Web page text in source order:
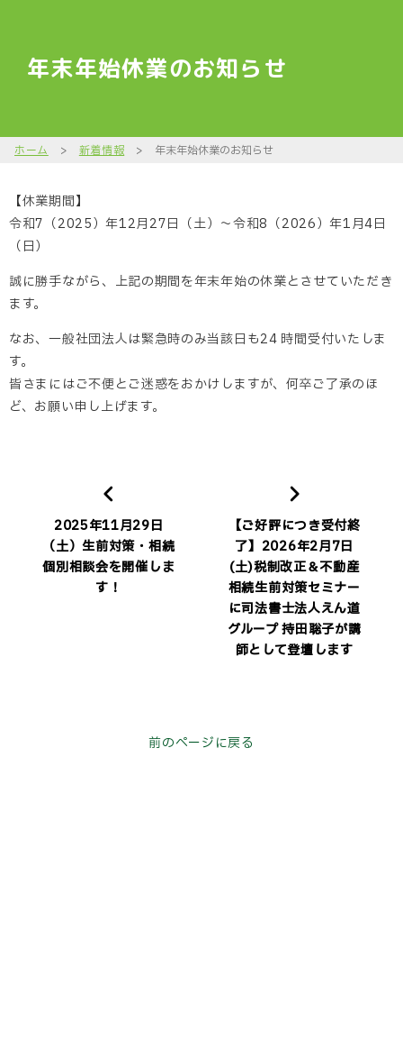
年末年始休業のお知らせ
ホーム > 新着情報 > 年末年始休業のお知らせ
【休業期間】
令和7（2025）年12月27日（土）～令和8（2026）年1月4日
（日）
誠に勝手ながら、上記の期間を年末年始の休業とさせていただき
ます。
なお、一般社団法人は緊急時のみ当該日も24 時間受付いたしま
す。
皆さまにはご不便とご迷惑をおかけしますが、何卒ご了承のほ
ど、お願い申し上げます。
2025年11月29日
（土）生前対策・相続
個別相談会を開催しま
す！
【ご好評につき受付終
了】2026年2月7日
(土)税制改正＆不動産
相続生前対策セミナー
に司法書士法人えん道
グループ 持田聡子が講
師として登壇します
前のページに戻る